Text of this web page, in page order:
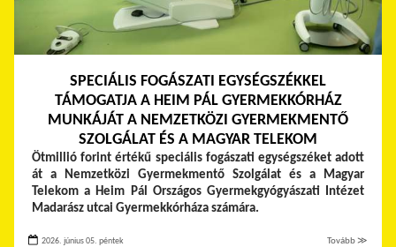
SPECIÁLIS FOGÁSZATI EGYSÉGSZÉKKEL
TÁMOGATJA A HEIM PÁL GYERMEKKÓRHÁZ
MUNKÁJÁT A NEMZETKÖZI GYERMEKMENTŐ
SZOLGÁLAT ÉS A MAGYAR TELEKOM
Ötmillió forint értékű speciális fogászati egységszéket adott
át a Nemzetközi Gyermekmentő Szolgálat és a Magyar
Telekom a Heim Pál Országos Gyermekgyógyászati Intézet
Madarász utcai Gyermekkórháza számára.
2026. június 05. péntek Tovább ≫